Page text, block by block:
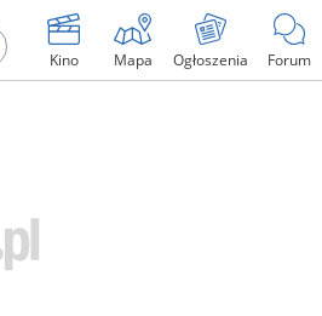
Kino Mapa Ogłoszenia Forum